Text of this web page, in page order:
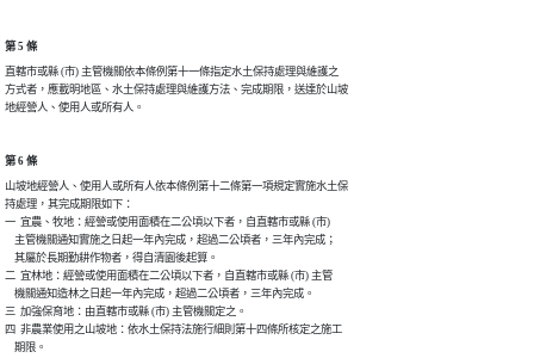
第 5 條
直轄市或縣 (市) 主管機關依本條例第十一條指定水土保持處理與維護之
方式者，應載明地區、水土保持處理與維護方法、完成期限，送達於山坡
地經營人、使用人或所有人。
第 6 條
山坡地經營人、使用人或所有人依本條例第十二條第一項規定實施水土保
持處理，其完成期限如下：
一  宜農、牧地：經營或使用面積在二公頃以下者，自直轄市或縣 (市)
    主管機關通知實施之日起一年內完成，超過二公頃者，三年內完成；
    其屬於長期勤耕作物者，得自清園後起算。
二  宜林地：經營或使用面積在二公頃以下者，自直轄市或縣 (市) 主管
    機關通知造林之日起一年內完成，超過二公頃者，三年內完成。
三  加強保育地：由直轄市或縣 (市) 主管機關定之。
四  非農業使用之山坡地：依水土保持法施行細則第十四條所核定之施工
    期限。